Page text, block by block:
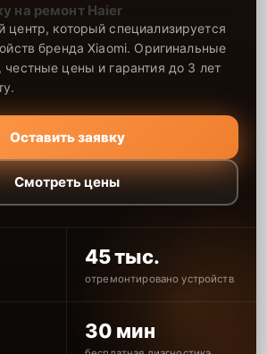
на ремонт Haier
который специализируется
бренда Xiaomi. Оригинальные
цены и гарантия до 3 лет
Оставить заявку
Смотреть цены
45 тыс.
отремонтировано устройств
30 мин